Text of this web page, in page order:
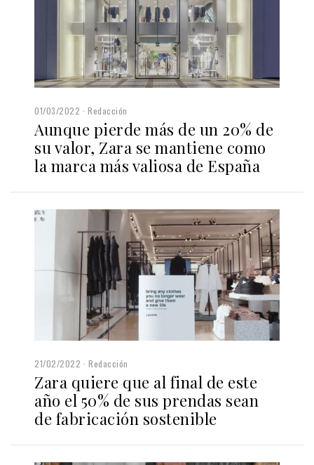
01/03/2022 Redacción
Aunque pierde más de un 20% de
su valor, Zara se mantiene como
la marca más valiosa de España
21/02/2022 Redacción
Zara quiere que al final de este
año el 50% de sus prendas sean
de fabricación sostenible